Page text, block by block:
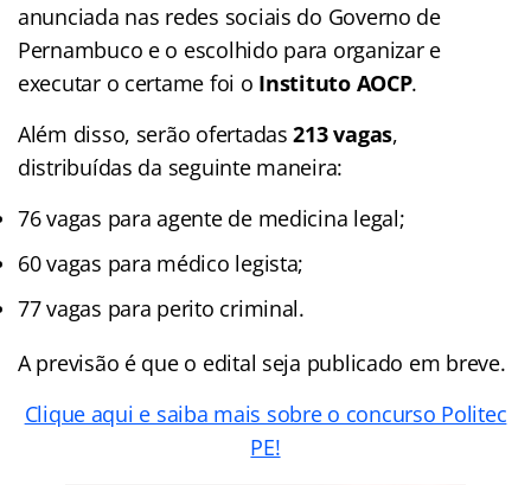
anunciada nas redes sociais do Governo de
Pernambuco e o escolhido para organizar e
executar o certame foi o Instituto AOCP.
Além disso, serão ofertadas213 vagas,
distribuídas da seguinte maneira:
76 vagas para agente de medicina legal;
60 vagas para médico legista;
77 vagas para perito criminal.
A previsão é que o edital seja publicado em breve.
Clique aqui e saiba mais sobre o concurso Politec
PE!